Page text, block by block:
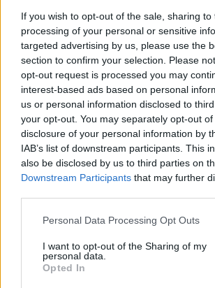
If you wish to opt-out of the sale, sharing
processing of your personal or sensitive
targeted advertising by us, please use the
section to confirm your selection. Please
opt-out request is processed you may
interest-based ads based on personal
us or personal information disclosed to
your opt-out. You may separately opt-out
disclosure of your personal information by
IAB’s list of downstream participants. This
also be disclosed by us to third parties on
Downstream Participants that may further
Personal Data Processing Opt Outs
I want to opt-out of the Sharing of my
personal data.
Opted In
NYHETER 2026-08-03 KL. 14:03
Dömd för penningtvätt – sa sig
Laholmare tog emot och skickade vidare pengar